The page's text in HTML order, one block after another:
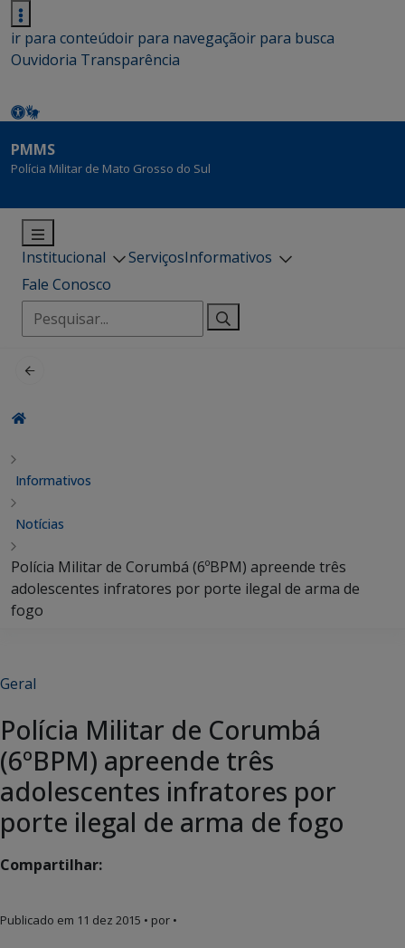
ir para conteúdoir para navegaçãoir para busca
Ouvidoria Transparência
PMMS
Polícia Militar de Mato Grosso do Sul
Institucional ServiçosInformativos
Fale Conosco
Pesquisar
por:
Informativos
Notícias
Polícia Militar de Corumbá (6ºBPM) apreende três
adolescentes infratores por porte ilegal de arma de
fogo
Geral
Polícia Militar de Corumbá
(6ºBPM) apreende três
adolescentes infratores por
porte ilegal de arma de fogo
Compartilhar:
Publicado em 11 dez 2015 • por •